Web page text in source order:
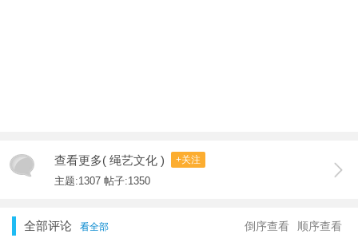
查看更多( 绳艺文化 ) +关注
主题:1307 帖子:1350
全部评论 看全部 顺序查看
倒序查看